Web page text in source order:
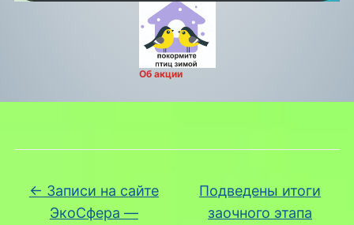
Об акции
← Записи на сайте
ЭкоСфера —
Подведены итоги
заочного этапа